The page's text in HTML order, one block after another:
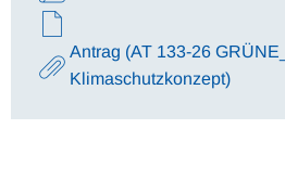
Antrag (AT 133-26
Klimaschutzkonzept)